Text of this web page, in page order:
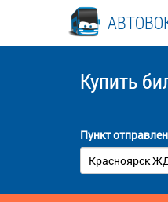
Купить
Пункт